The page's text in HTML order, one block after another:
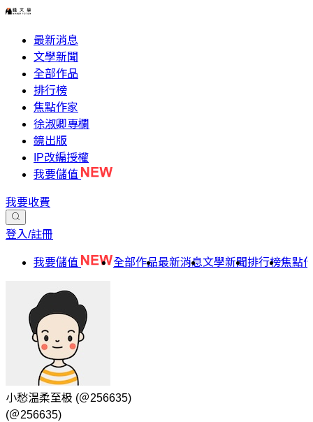
最新消息
文學新聞
全部作品
排行榜
焦點作家
徐淑卿專欄
鏡出版
IP改編授權
我要儲值
我要收費
登入/註冊
我要儲值 全部作品最新消息文學新聞排行榜焦點
小愁温柔至极 (＠256635)
(＠256635)